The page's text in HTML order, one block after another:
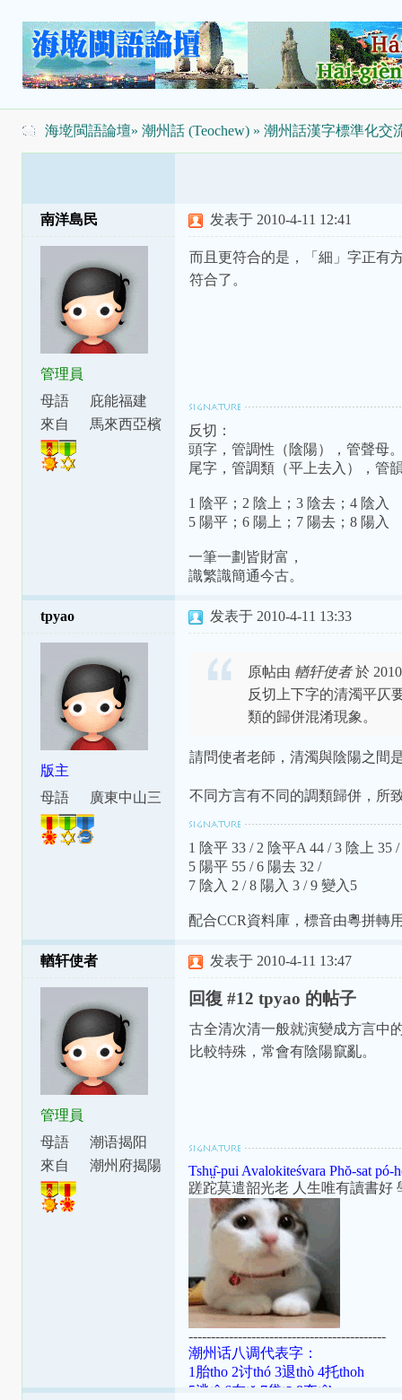
海墘閩語論壇» 潮州話 (Teochew)» 潮州話漢字標準化交
南洋島民
管理員
母語
庇能福建
話
來自
馬來西亞檳
发表于 2010-4-11 12:41
而且更符合的是，「細」字正有
符合了。
反切：
頭字，管調性（陰陽），管聲母
尾字，管調類（平上去入），管
1 陰平；2 陰上；3 陰去；4 陰入
5 陽平；6 陽上；7 陽去；8 陽入
一筆一劃皆財富，
識繁識簡通今古。
tpyao
版主
母語
廣東中山三
鄉閩語 粵
語
发表于 2010-4-11 13:33
原帖由 輶轩使者於
反切上下字的清濁平仄
類的歸併混淆現象。
請問使者老師，清濁與陰陽之間
不同方言有不同的調類歸併，所
1 陰平 33 / 2 陰平A 44 / 3 陰上 35
5 陽平 55 / 6 陽去 32 /
7 陰入 2 / 8 陽入 3 / 9 變入5
配合CCR資料庫，標音由粵拼轉
輶轩使者
管理員
母語
潮语揭阳
腔
來自
潮州府揭陽
发表于 2010-4-11 13:47
回復 #12 tpyao 的帖子
古全清次清一般就演變成方言中
比較特殊，常會有陰陽竄亂。
Tshṳ̂-pui Avalokiteśvara Phŏ-sat pó-
蹉跎莫遣韶光老 人生唯有讀書好
--------------------------------------------
潮州话八调代表字：
1胎tho 2讨thó 3退thò 4托thoh
5逃tô 6在tŏ 7袋tō 8夺tôh